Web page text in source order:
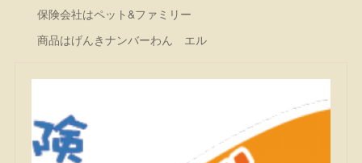
保険会社はペット&ファミリー
商品はげんきナンバーわん エル